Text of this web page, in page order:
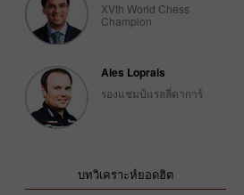
XVth World Chess
Champion
Ales Loprais
รองแชมป์แรลลี่ดาการ์
บทวิเคราะห์ยอดฮิต